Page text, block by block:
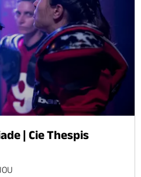
| Cie Thespis